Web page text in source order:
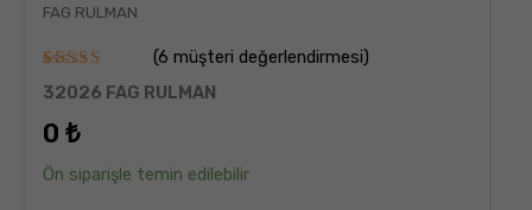
FAG RULMAN
6
müşteri
puanına
5
5.00puan
aldı
(6 müşteri değerlendirmesi)
32026 FAG RULMAN
0 ₺
Ön siparişle temin edilebilir